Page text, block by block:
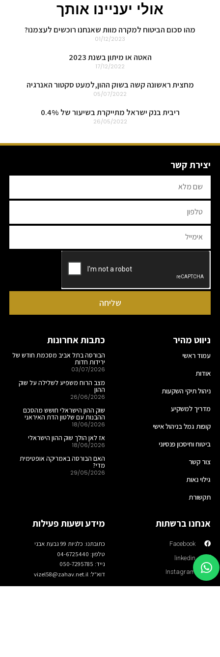
אולי יעניינו אותך
מהו סכום הביטוח למקרה מוות שאנחנו רוכשים לעצמנו?
01/12/2023
האטה או מיתון בשנת 2023
17/12/2022
מחצית ראשונה קשה בשוק ההון,למעט סקטור האנרגיה
05/07/2022
ריבית בנק ישראל מתייקרת בשיעור של 0.4%
26/05/2022
יצירת קשר
שליחה
ניווט מהיר
עמוד ראשי
אודות
ניהול תיקי השקעות
מדריך למשקיע
קופות גמל בניהול אישי
ביטוח וחיסכון פנסיוני
צור קשר
גילוי נאות
תקשורת
כתבות אחרונות
הבורסה בתל אביב מסכמת חודש של
ירידות חדות
03/07/2026
מצב הרוח משפיע לשלילה על שוק
ההון
26/06/2026
שוק ההון הישראלי חושש מהסכם
ההבנות עם שלטון הדת האיראני
18/06/2026
אז לאן הולך שוק ההון הישראלי
18/06/2026
האם הבורסה באמריקה אופטימית
מדי?
29/05/2026
אנחנו ברשתות
Facebook
linkedin
Instagram
מידע ושעות פעילות
כתובתנו: כלניות 99 גבעת אבני
טלפון: 04-6725440
נייד: 050-7295785
דוא"ל: vizel58@zahav.net.il